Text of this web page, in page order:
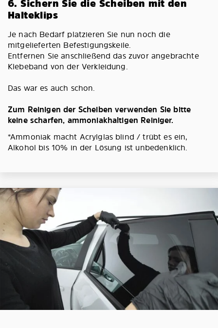
6. Sichern Sie die Scheiben mit den
Halteklips
Je nach Bedarf platzieren Sie nun noch die
mitgelieferten Befestigungskeile.
Entfernen Sie anschließend das zuvor angebrachte
Klebeband von der Verkleidung.
Das war es auch schon.
Zum Reinigen der Scheiben verwenden Sie bitte
keine scharfen, ammoniakhaltigen Reiniger.
*Ammoniak macht Acrylglas blind / trübt es ein,
Alkohol bis 10% in der Lösung ist unbedenklich.